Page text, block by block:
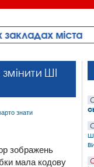
парафія ПЦУ
ШІ
зображень
мала кодову